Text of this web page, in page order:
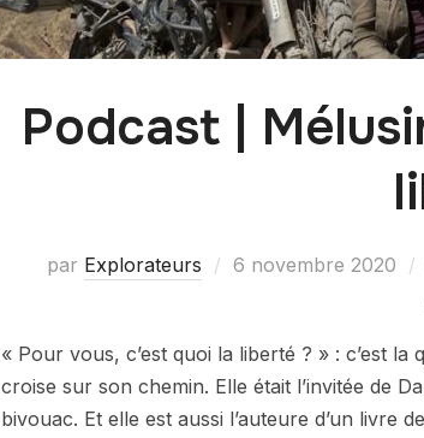
Podcast |
par Explorateurs 6 novembre 2020
« Pour vous, c’est quoi la liberté ? » : c’est
croise sur son chemin. Elle était l’invitée de
bivouac. Et elle est aussi l’auteure d’un livre